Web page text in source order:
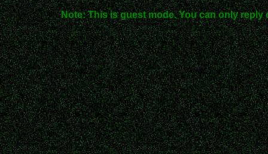
Note: This is guest mode. You can only